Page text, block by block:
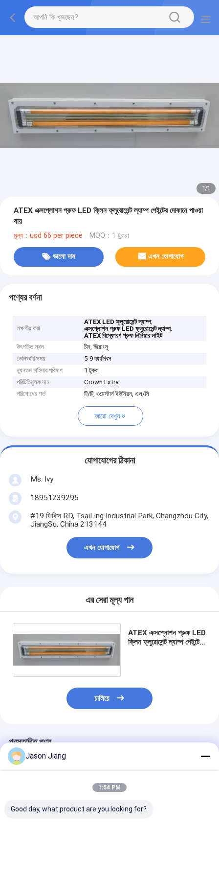
1/1
ATEX এক্সপ্লোশন প্রুফ LED ক্লিন ফ্লুরোসেন্ট ল্যাম্প পেইন্টের দোকানে পাওয়া
যায়
মূল্য：usd 66 per piece MOQ：1 টুকরা
ভালো দাম এখন যোগাযোগ
পণ্যের বর্ণনা
লক্ষণীয় করা
ATEX LED ফ্লুরোসেন্ট ল্যাম্প,
এক্সপ্লোশন প্রুফ LED ফ্লুরোসেন্ট ল্যাম্প,
ATEX বিস্ফোরণ প্রুফ লিনিয়ার লাইট
উৎপত্তি স্থল
চীন, জিয়াংসু
ডেলিভারি সময়
5-9 কার্যদিবস
ন্যূনতম চাহিদার পরিমাণ
1 টুকরা
পরিচিতিমুলক নাম
Crown Extra
পরিশোধের শর্ত
টি/টি, ওয়েস্টার্ন ইউনিয়ন, এল/সি
আরো দেখুন
যোগাযোগের ঠিকানা
Ms. Ivy
18951239295
#19 ফিনিক্স RD, TsaiLing Industrial Park, Changzhou City,
JiangSu, China 213144
এখন যোগাযোগ
এর সেরা মূল্য পান
ATEX এক্সপ্লোশন প্রুফ LED
ক্লিন ফ্লুরোসেন্ট ল্যাম্প পেইন্টের
চালিয়ে
প্রস্তাবিত পণ্য
Jason Jiang
1:54 PM
Good day, what product are you looking for?